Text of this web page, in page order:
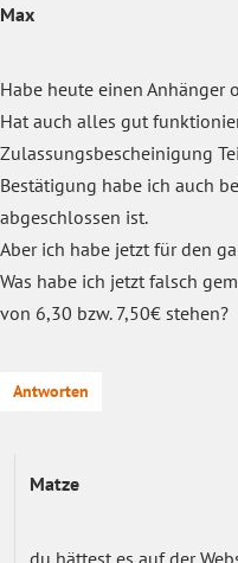
Max
Habe heute einen Anhänger
Hat auch alles gut
Zulassungsbescheinigung
Bestätigung habe ich auch
abgeschlossen ist.
Aber ich habe jetzt für den
Was habe ich jetzt falsch
von 6,30 bzw. 7,50€ stehen?
Antworten
Matze
du hättest es auf der